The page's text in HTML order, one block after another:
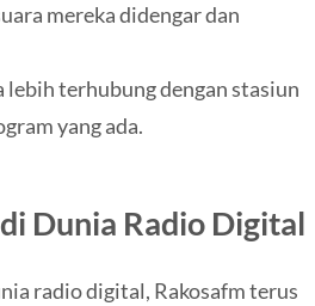
mereka didengar dan
lebih terhubung dengan stasiun
yang ada.
Dunia Radio Digital
radio digital, Rakosafm terus